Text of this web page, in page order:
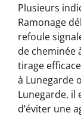
Plusieurs
Ramonage
refoule
de cheminée
tirage
à Lunegarde
Lunegarde, il
d’éviter une